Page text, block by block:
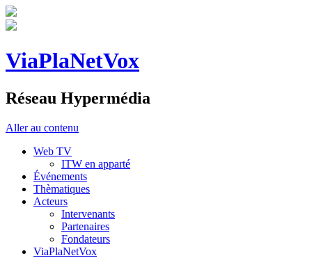
ViaPlaNetVox
Réseau Hypermédia
Aller au contenu
Web TV
ITW en apparté
Événements
Thèmatiques
Acteurs
Intervenants
Partenaires
Fondateurs
ViaPlaNetVox